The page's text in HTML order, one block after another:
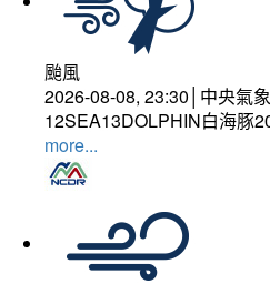
颱風
2026-08-08, 23:30│中央氣
12SEA13DOLPHIN白海豚
more...